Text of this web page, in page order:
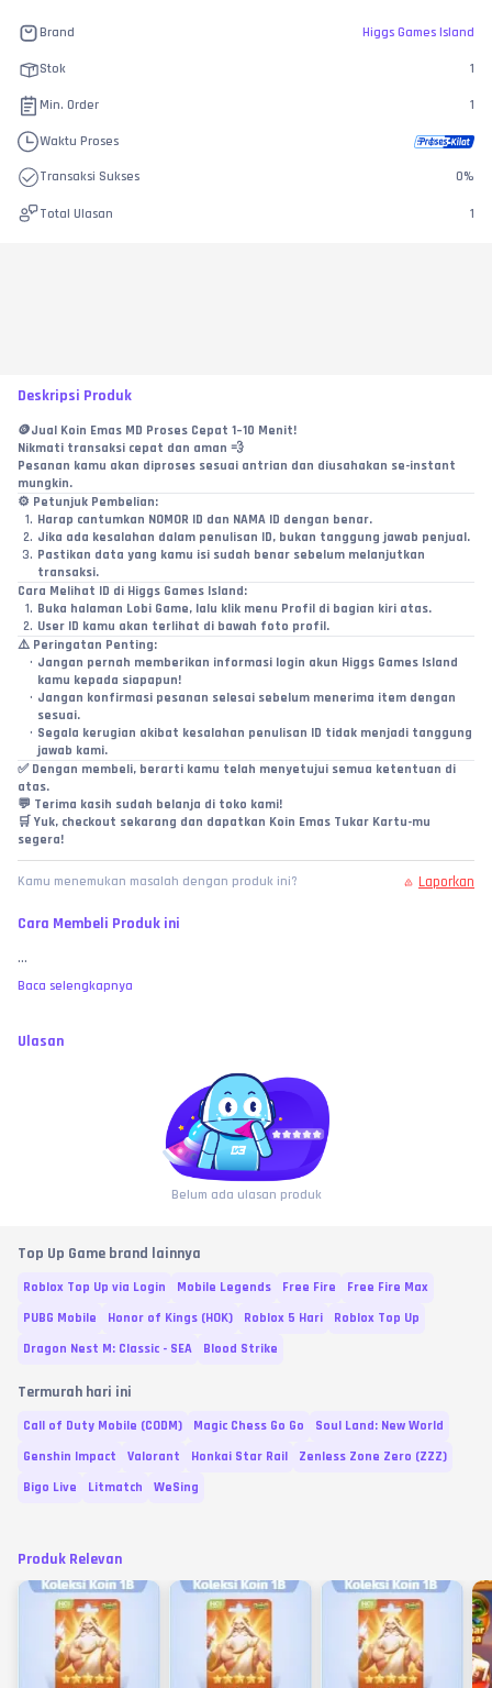
Brand Higgs Games Island
Stok 1
Min. Order 1
Waktu Proses
Transaksi Sukses 0%
Total Ulasan 1
Deskripsi Produk
🪙Jual Koin Emas MD Proses Cepat 1–10 Menit!
Nikmati transaksi cepat dan aman 💨
Pesanan kamu akan diproses sesuai antrian dan diusahakan se-instant
mungkin.
⚙️ Petunjuk Pembelian:
Harap cantumkan NOMOR ID dan NAMA ID dengan benar.
Jika ada kesalahan dalam penulisan ID, bukan tanggung jawab penjual.
Pastikan data yang kamu isi sudah benar sebelum melanjutkan
transaksi.
Cara Melihat ID di Higgs Games Island:
Buka halaman Lobi Game, lalu klik menu Profil di bagian kiri atas.
User ID kamu akan terlihat di bawah foto profil.
⚠️ Peringatan Penting:
Jangan pernah memberikan informasi login akun Higgs Games Island
kamu kepada siapapun!
Jangan konfirmasi pesanan selesai sebelum menerima item dengan
sesuai.
Segala kerugian akibat kesalahan penulisan ID tidak menjadi tanggung
jawab kami.
✅ Dengan membeli, berarti kamu telah menyetujui semua ketentuan di
atas.
💬 Terima kasih sudah belanja di toko kami!
🛒 Yuk, checkout sekarang dan dapatkan Koin Emas Tukar Kartu-mu
segera!
Kamu menemukan masalah dengan produk ini? Laporkan
Cara Membeli Produk ini
...
Baca selengkapnya
Ulasan
Belum ada ulasan produk
Top Up Game brand lainnya
Roblox Top Up via Login Mobile Legends Free Fire
Free Fire Max
PUBG Mobile
Honor of Kings (HOK) Roblox 5 Hari
Roblox Top Up
Dragon Nest M: Classic - SEA
Blood Strike
Termurah hari ini
Call of Duty Mobile (CODM) Magic Chess Go Go
Soul Land: New World
Genshin Impact
Valorant Honkai Star Rail
Zenless Zone Zero (ZZZ)
Bigo Live
Litmatch WeSing
Produk Relevan